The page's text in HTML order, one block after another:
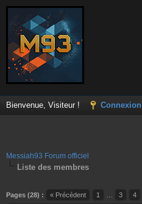
Bienvenue, Visiteur ! Connexion
Messiah93 Forum officiel
Liste des membres
Pages (28) : « Précédent 1 3 4